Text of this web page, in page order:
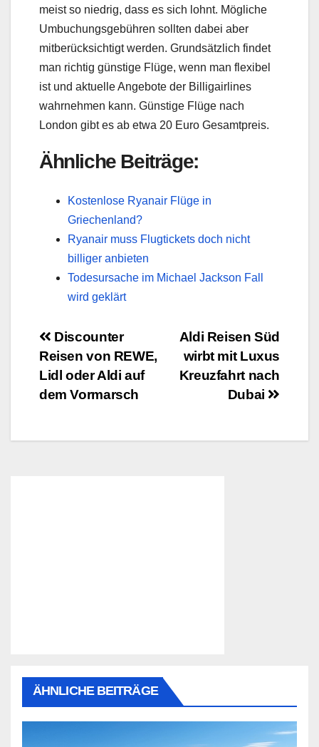
meist so niedrig, dass es sich lohnt. Mögliche
Umbuchungsgebühren sollten dabei aber
mitberücksichtigt werden. Grundsätzlich findet
man richtig günstige Flüge, wenn man flexibel
ist und aktuelle Angebote der Billigairlines
wahrnehmen kann. Günstige Flüge nach
London gibt es ab etwa 20 Euro Gesamtpreis.
Ähnliche Beiträge:
Kostenlose Ryanair Flüge in
Griechenland?
Ryanair muss Flugtickets doch nicht
billiger anbieten
Todesursache im Michael Jackson Fall
wird geklärt
BeitragsnavigationAldi Reisen Süd
wirbt mit Luxus
Kreuzfahrt nach
Dubai
Discounter
Reisen von REWE,
Lidl oder Aldi auf
dem Vormarsch
ÄHNLICHE BEITRÄGE